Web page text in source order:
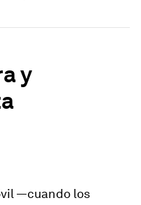
y
—cuando los